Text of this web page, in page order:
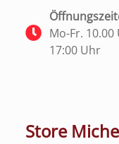
Mo-Fr.
17:00 Uhr
Store